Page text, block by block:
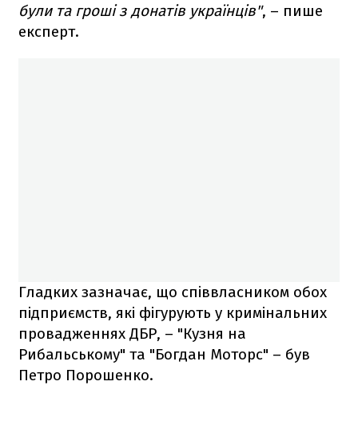
були та гроші з донатів українців", – пише
експерт.
Гладких зазначає, що співвласником обох
підприємств, які фігурують у кримінальних
провадженнях ДБР, – "Кузня на
Рибальському" та "Богдан Моторс" – був
Петро Порошенко.